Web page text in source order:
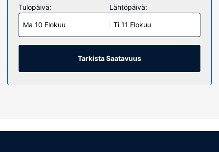
Huoneessa on patio. Taulutelevisio viihdyttää yöpymisen
aikana.
Kiinteistön miellyttävyys
Tässä savuttomassa mökissä on ilmainen pysäköinti
Muut mukavuudet
Palveluihin kuuluu ilmainen pysäköinti.
Tulopäivä:
Ma 10 Elokuu
Lähtöpäivä:
Ti 11 Elokuu
Tarkista Saatavuus